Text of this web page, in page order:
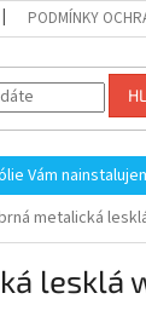
PODMÍNKY
Vám
metalická
lesklá